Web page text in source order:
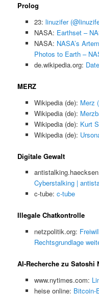
Prolog
23: linuzifer
NASA: Earthset –
NASA: NASA’s
Photos to Earth –
de.wikipedia.org:
MERZ
Wikipedia (de): Merz
Wikipedia (de):
Wikipedia (de): Kurt
Wikipedia (de):
Digitale Gewalt
Cyberstalking |
c-tube: c-tube
Illegale Chatkontrolle
netzpolitik.org:
Rechtsgrundlage
AI-Recherche zu Satoshi
www.nytimes.com:
heise online: Bitcoin-